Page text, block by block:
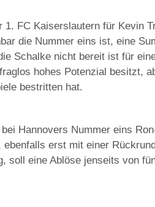
1. FC Kaiserslautern für Kevin
die Nummer eins ist, eine
Schalke nicht bereit ist für
hohes Potenzial besitzt,
bestritten hat.
Hannovers Nummer eins
ebenfalls erst mit einer
soll eine Ablöse jenseits von